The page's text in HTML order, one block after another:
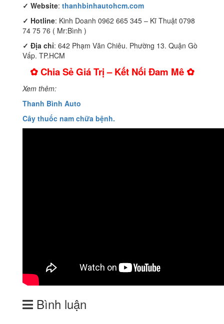
✓ Website: thanhbinhautohcm.com
✓ Hotline: Kinh Doanh 0962 665 345 – Kĩ Thuật 0798
74 75 76 ( Mr:Bình )
✓ Địa chỉ: 642 Phạm Văn Chiêu. Phường 13. Quận Gò
Vấp. TP.HCM
✿ Chia Sẻ Giá Trị – Kết Nối Đam Mê ✿
Xem thêm:
Thanh Bình Auto
Cây thuốc nam chữa bệnh.
Bình luận